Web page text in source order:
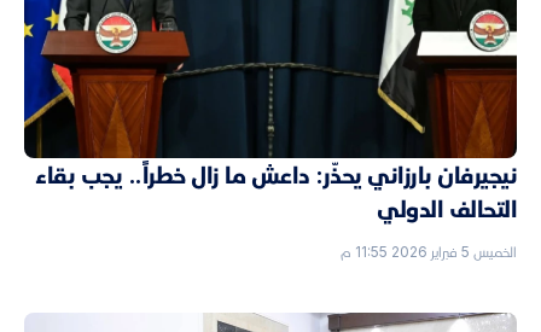
نيجيرفان بارزاني يحذّر: داعش ما زال خطراً.. يجب بقاء
التحالف الدولي
الخميس 5 فبراير 2026 11:55 م